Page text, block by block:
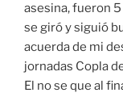
asesina, fueron
se giró y siguió
acuerda de mi
jornadas Copla
El no se que al